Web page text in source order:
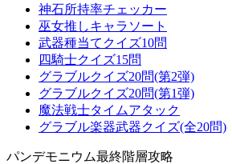
神石所持率チェッカー
巫女推しキャラソート
武器種当てクイズ10問
四騎士クイズ15問
グラブルクイズ20問(第2弾)
グラブルクイズ20問(第1弾)
魔法戦士タイムアタック
グラブル楽器武器クイズ(全20問)
パンデモニウム最終階層攻略